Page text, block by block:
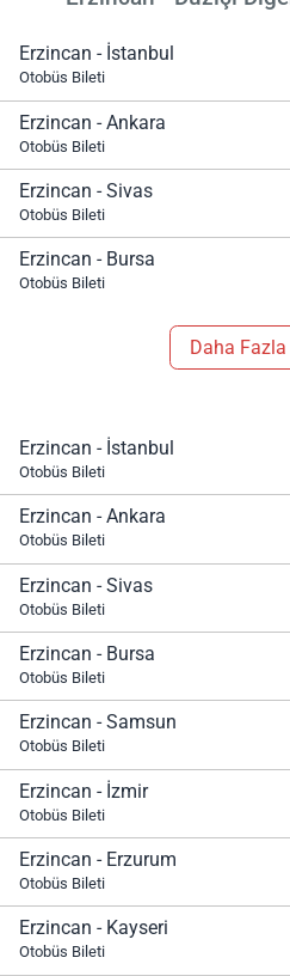
Erzincan - İstanbul
Otobüs Bileti
Erzincan - Ankara
Otobüs Bileti
Erzincan - Sivas
Otobüs Bileti
Erzincan - Bursa
Otobüs Bileti
Daha Fazla
Erzincan - İstanbul
Otobüs Bileti
Erzincan - Ankara
Otobüs Bileti
Erzincan - Sivas
Otobüs Bileti
Erzincan - Bursa
Otobüs Bileti
Erzincan - Samsun
Otobüs Bileti
Erzincan - İzmir
Otobüs Bileti
Erzincan - Erzurum
Otobüs Bileti
Erzincan - Kayseri
Otobüs Bileti